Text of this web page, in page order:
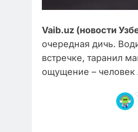
Vaib.uz (новости
очередная дичь.
встречке, таранил
ощущение – человек